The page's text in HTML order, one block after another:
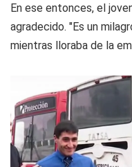
En ese entonces, el
agradecido. "Es un
mientras lloraba de la